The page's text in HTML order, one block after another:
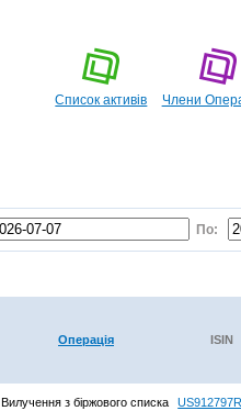
Список активів Члени
По:
Операція ISIN
Вилучення з біржового списка